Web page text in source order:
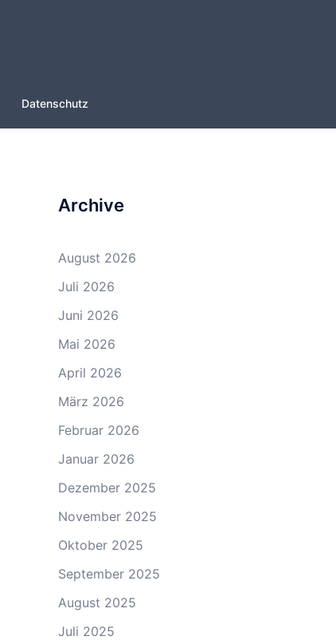
Datenschutz
Archive
August 2026
Juli 2026
Juni 2026
Mai 2026
April 2026
März 2026
Februar 2026
Januar 2026
Dezember 2025
November 2025
Oktober 2025
September 2025
August 2025
Juli 2025